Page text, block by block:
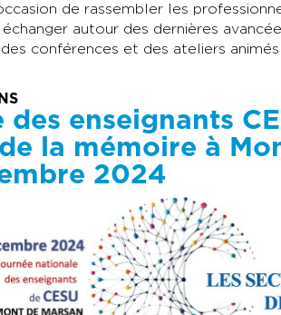
de rassembler les
échanger autour des dernières
conférences et des ateliers
des enseignants
la mémoire à
2024